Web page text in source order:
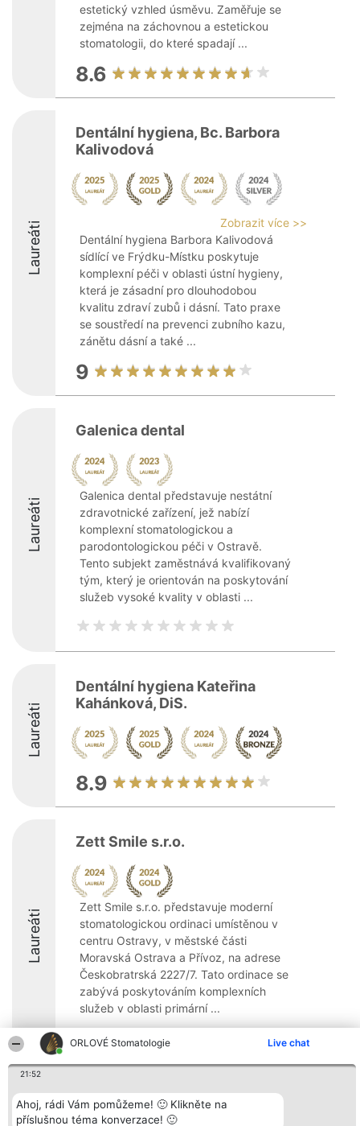
ORLOVÉ Stomatologie Live chat
21:52
Ahoj, rádi Vám pomůžeme! 🙂 Klikněte na
příslušnou téma konverzace! 🙂
estetický vzhled úsměvu. Zaměřuje se
zejména na záchovnou a estetickou
stomatologii, do které spadají ...
8.6
Laureáti
Dentální hygiena, Bc. Barbora
Kalivodová
Zobrazit více >>
Dentální hygiena Barbora Kalivodová
sídlící ve Frýdku-Místku poskytuje
komplexní péči v oblasti ústní hygieny,
která je zásadní pro dlouhodobou
kvalitu zdraví zubů i dásní. Tato praxe
se soustředí na prevenci zubního kazu,
zánětu dásní a také ...
9
Laureáti
Galenica dental
Galenica dental představuje nestátní
zdravotnické zařízení, jež nabízí
komplexní stomatologickou a
parodontologickou péči v Ostravě.
Tento subjekt zaměstnává kvalifikovaný
tým, který je orientován na poskytování
služeb vysoké kvality v oblasti ...
Laureáti
Dentální hygiena Kateřina
Kahánková, DiS.
8.9
Laureáti
Zett Smile s.r.o.
Zett Smile s.r.o. představuje moderní
stomatologickou ordinaci umístěnou v
centru Ostravy, v městské části
Moravská Ostrava a Přívoz, na adrese
Českobratrská 2227/7. Tato ordinace se
zabývá poskytováním komplexních
služeb v oblasti primární ...
Organizátor hlasování
Bright Side Solutions sp. z o.
o. sp. k.
Plebiscyt
Vítězové
Seznam všech
Kontakt